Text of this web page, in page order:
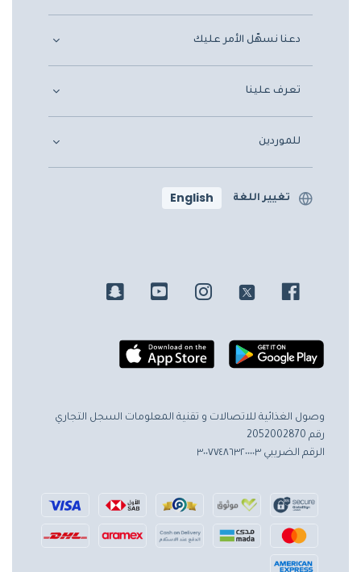
دعنا نسهّل الأمر عليك
تعرف علينا
للموردين
تغيير اللغة English
وصول الغذائية للاتصالات و تقنية المعلومات السجل التجاري
رقم 2052002870
الرقم الضريبي ٣٠٠٧٧٤٨٦٣٢٠٠٠٠٣